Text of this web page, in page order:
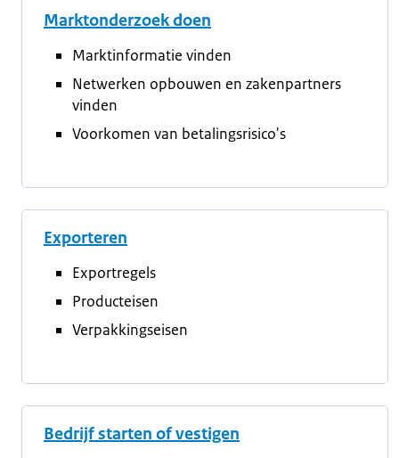
Marktonderzoek doen
Marktinformatie vinden
Netwerken opbouwen en zakenpartners
vinden
Voorkomen van betalingsrisico's
Exporteren
Exportregels
Producteisen
Verpakkingseisen
Bedrijf starten of vestigen